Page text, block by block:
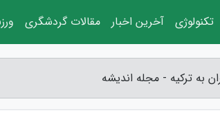
به ترکیه - مجله اندیشه
تکنولوژی آخرین اخبار مقالات گردشگری